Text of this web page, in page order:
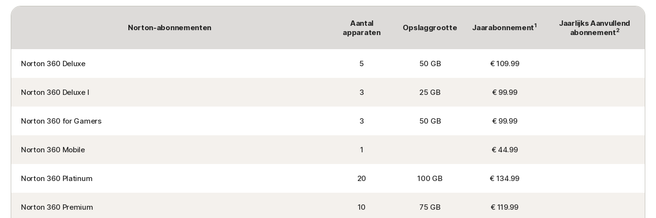
Norton-abonnementen
Aantal
apparaten
Opslaggrootte Jaarabonnement1
Jaarlijks Aanvullend
abonnement2
Norton 360 Deluxe 5 50 GB € 109.99
Norton 360 Deluxe I 3 25 GB € 99.99
Norton 360 for Gamers 3 50 GB € 99.99
Norton 360 Mobile 1 € 44.99
Norton 360 Platinum 20 100 GB € 134.99
Norton 360 Premium 10 75 GB € 119.99